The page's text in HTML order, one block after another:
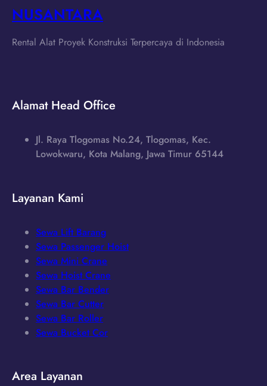
NUSANTARA
Rental Alat Proyek Konstruksi Terpercaya di Indonesia
Alamat Head Office
Jl. Raya Tlogomas No.24, Tlogomas, Kec.
Lowokwaru, Kota Malang, Jawa Timur 65144
Layanan Kami
Sewa Lift Barang
Sewa Passenger Hoist
Sewa Mini Crane
Sewa Hoist Crane
Sewa Bar Bender
Sewa Bar Cutter
Sewa Bar Roller
Sewa Bucket Cor
Area Layanan